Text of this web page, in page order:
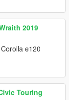
2019
e120
Touring